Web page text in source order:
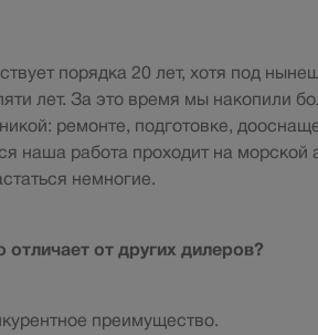
порядка 20 лет, хотя под
лет. За это время мы накопили
ремонте, подготовке,
наша работа проходит на морской
немногие.
от других дилеров?
преимущество.